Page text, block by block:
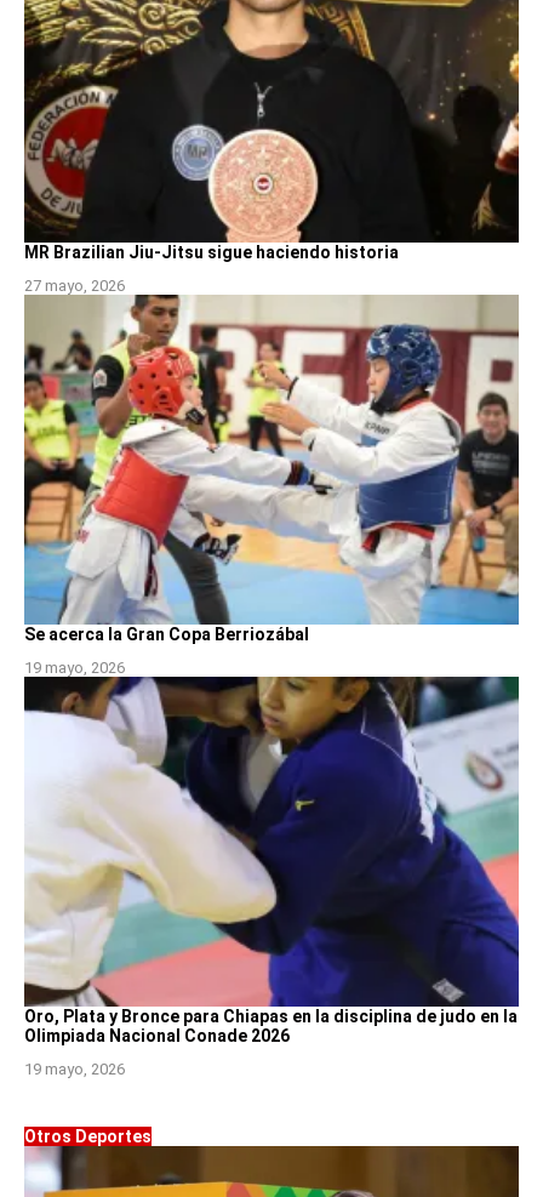
MR Brazilian Jiu-Jitsu sigue haciendo historia
27 mayo, 2026
Se acerca la Gran Copa Berriozábal
19 mayo, 2026
Oro, Plata y Bronce para Chiapas en la disciplina de judo en la
Olimpiada Nacional Conade 2026
19 mayo, 2026
Otros Deportes